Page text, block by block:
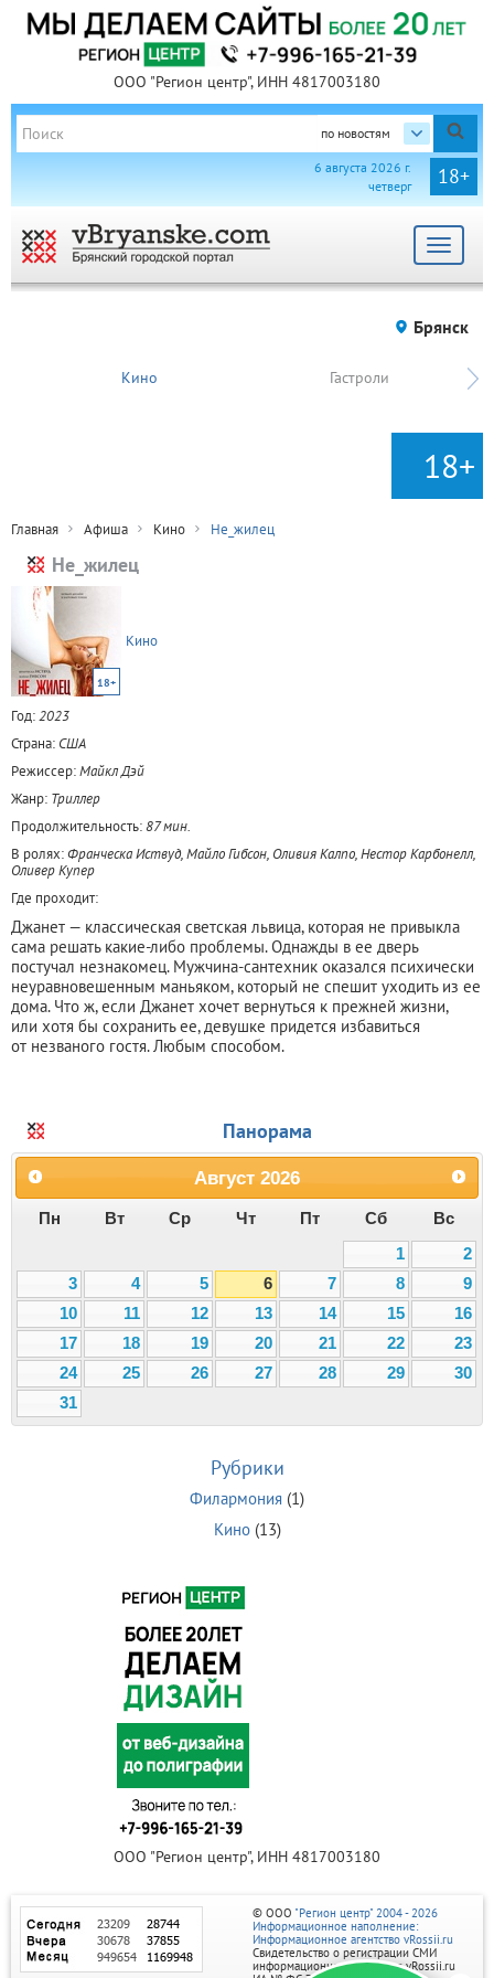
ООО "Регион центр", ИНН 4817003180
по новостям
18+
6 августа 2026 г.
четверг
Toggle
Брянск
Кино Гастроли
18+
Главная Афиша Кино Не_жилец
Не_жилец
18+
Кино
Год:2023
Страна: США
Режиссер:Майкл Дэй
Жанр: Триллер
Продолжительность:87 мин.
В ролях:Франческа Иствуд, Майло Гибсон, Оливия Калпо, Нестор Карбонелл,
Оливер Купер
Где проходит:
Джанет — классическая светская львица, которая не привыкла
сама решать какие-либо проблемы. Однажды в ее дверь
постучал незнакомец. Мужчина-сантехник оказался психически
неуравновешенным маньяком, который не спешит уходить из ее
дома. Что ж, если Джанет хочет вернуться к прежней жизни,
или хотя бы сохранить ее, девушке придется избавиться
от незваного гостя. Любым способом.
Панорама
Август 2026
Пн Вт Ср Чт Пт Сб
Вс
1
2
3
4 5 6 7 8
9
10
11 12 13 14 15
16
17
18 19 20 21 22
23
24
25 26 27 28 29
30
31
Рубрики
Филармония (1)
Кино(13)
ООО "Регион центр", ИНН 4817003180
© ООО "Регион центр" 2004 - 2026
Информационное наполнение:
Информационное агентство vRossii.ru
Свидетельство о регистрации СМИ
информационного агентства vRossii.ru